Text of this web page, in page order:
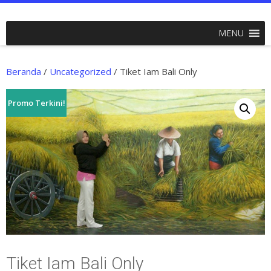
MENU
Beranda / Uncategorized / Tiket Iam Bali Only
Promo Terkini!
Tiket Iam Bali Only